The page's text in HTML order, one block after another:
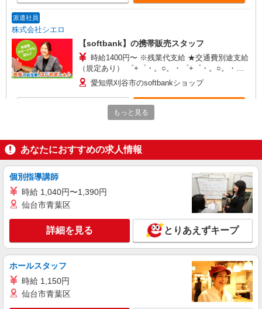
派遣社員
株式会社シエロ
【softbank】の携帯販売スタッフ
時給1400円〜 ※残業代支給 ★交通費別途支給
（規定あり） ゜+゜・。○。・゜+゜・。○。・゜
+゜ 入社祝い金10万円支給(規定有) お友達を紹介
頂くと, インセンティブ支給(規定有) ★月2回払
い・週払い可能（規程有）★ ゜・。○。・゜
+゜・。○。・゜+゜
愛知県刈谷市のsoftbankショップ
株式会社シエロ
スマホ携帯販売【エーユー】
月給273200円〜 ※残業手当別途支給 ※研修期
間6か月・時給1550円〜 ★交通費別途支給（規定
あり） ゜+゜・。○。・゜+゜・。○。・゜+゜ 入
インセンティブ支給(規定有) ゜・。○。・゜
+゜・。○。・゜+゜
キープ 詳細を見る
株式会社シエロ
【Y!mobile】人気機種に詳しくなれる携帯販
時給1400円〜 ※残業代支給 ★交通費別途支給
もっと見る
あなたにおすすめの求人情報
個別指導講師
時給 1,040円〜1,390円
仙台市青葉区
詳細を見る とりあえずキープ
ホールスタッフ
時給 1,150円
仙台市青葉区